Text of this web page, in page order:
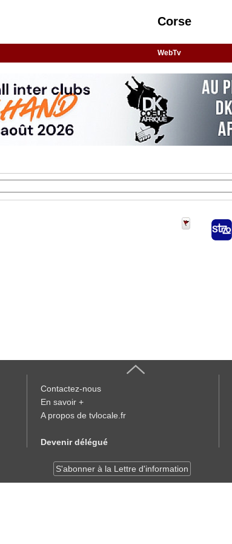
Corse
WebTv
Contactez-nous
En savoir +
A propos de tvlocale.fr
Devenir délégué
S'abonner à la Lettre d'information